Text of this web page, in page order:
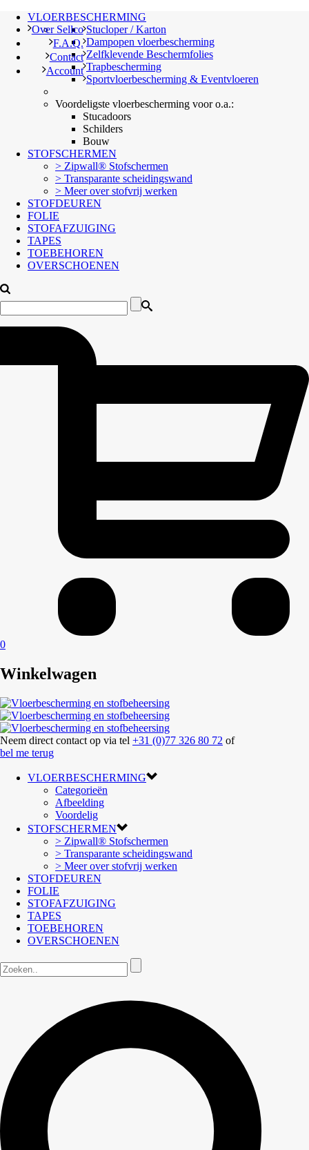
Over Sellco
F.A.Q.
Contact
Account
VLOERBESCHERMING
Stucloper / Karton
Dampopen vloerbescherming
Zelfklevende Beschermfolies
Trapbescherming
Sportvloerbescherming & Eventvloeren
Voordeligste vloerbescherming voor o.a.:
Stucadoors
Schilders
Bouw
STOFSCHERMEN
> Zipwall® Stofschermen
> Transparante scheidingswand
> Meer over stofvrij werken
STOFDEUREN
FOLIE
STOFAFZUIGING
TAPES
TOEBEHOREN
OVERSCHOENEN
0
Winkelwagen
Neem direct contact op via tel +31 (0)77 326 80 72 of
bel me terug
VLOERBESCHERMING
Categorieën
Afbeelding
Voordelig
STOFSCHERMEN
> Zipwall® Stofschermen
> Transparante scheidingswand
> Meer over stofvrij werken
STOFDEUREN
FOLIE
STOFAFZUIGING
TAPES
TOEBEHOREN
OVERSCHOENEN